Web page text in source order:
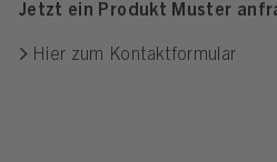
Jetzt ein Produkt Muster
Hier zum Kontaktformular